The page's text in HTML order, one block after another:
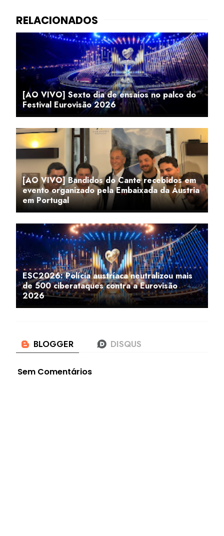
[AO VIVO] Sexto dia de ensaios no palco do
Festival Eurovisão 2026
[AO VIVO] Bandidos do Cante recebidos em
evento organizado pela Embaixada da Áustria
em Portugal
ESC2026: Polícia austríaca neutralizou mais
de 500 ciberataques contra a Eurovisão
2026
Sem Comentários